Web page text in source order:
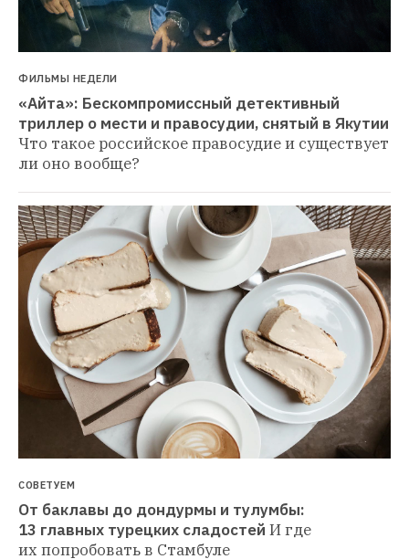
ФИЛЬМЫ НЕДЕЛИ
«Айта»: Бескомпромиссный детективный
триллер о мести и правосудии, снятый в Якутии
Что такое российское правосудие и существует
ли оно вообще?
СОВЕТУЕМ
От баклавы до дондурмы и тулумбы:
13 главных турецких сладостей И где
их попробовать в Стамбуле